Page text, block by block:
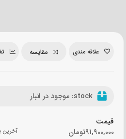
علاقه مندی مقایسه
stock: موجود در انبار
قیمت
تومان91,900,000 آخرین